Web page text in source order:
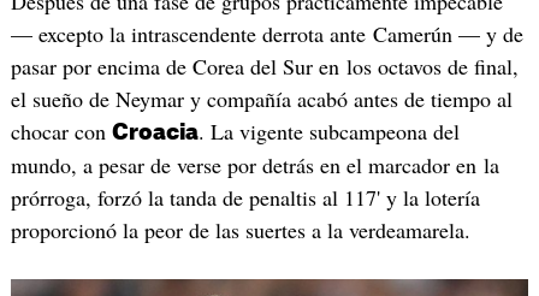
— excepto la intrascendente derrota ante Camerún — y de
pasar por encima de Corea del Sur en los octavos de final,
el sueño de Neymar y compañía acabó antes de tiempo al
chocar con Croacia. La vigente subcampeona del
mundo, a pesar de verse por detrás en el marcador en la
prórroga, forzó la tanda de penaltis al 117' y la lotería
proporcionó la peor de las suertes a la verdeamarela.